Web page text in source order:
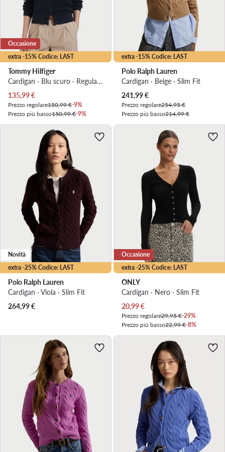
extra -15% Codice: LAST
Occasione
Tommy Hilfiger
Cardigan · Blu scuro · Regular Fit
Prezzo attuale
135,99€
Prezzo regolare150,99 €-9%
Prezzo più basso150,99 €-9%
extra -15% Codice: LAST
Polo Ralph Lauren
Cardigan · Beige · Slim Fit
Prezzo attuale
241,99€
Prezzo regolare254,95 €
Prezzo più basso214,99 €
extra -25% Codice: LAST
Novità
Polo Ralph Lauren
Cardigan · Viola · Slim Fit
264,99€
extra -25% Codice: LAST
Occasione
ONLY
Cardigan · Nero · Slim Fit
Prezzo attuale
20,99€
Prezzo regolare29,95 €-29%
Prezzo più basso22,99 €-8%